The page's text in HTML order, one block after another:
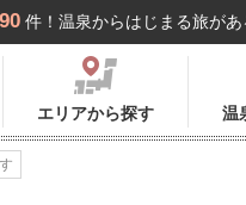
件！温泉からはじまる旅が
エリアから探す 温